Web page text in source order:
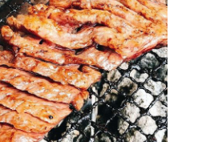
マ切れミンチ ローストビーフ
ど（牛肉の加工
品）
カレー・コロッケ・ハン
バーグ
村沢牛 京丹波平井牛